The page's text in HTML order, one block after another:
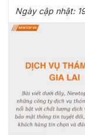
Ngày cập nhật: